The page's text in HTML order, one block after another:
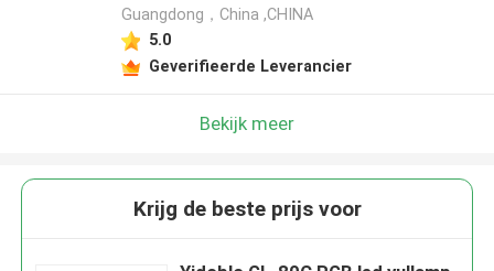
Guangdong，China ,CHINA
5.0
Geverifieerde Leverancier
Bekijk meer
Krijg de beste prijs voor